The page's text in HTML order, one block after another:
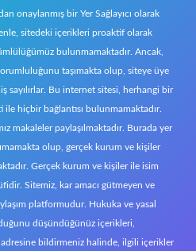
onaylanmış bir Yer Sağlayıcı olarak
sitedeki içerikleri proaktif olarak
bulunmamaktadır. Ancak,
taşımakta olup, siteye üye
sayılırlar. Bu internet sitesi, herhangi bir
ile hiçbir bağlantısı bulunmamaktadır.
makaleler paylaşılmaktadır. Burada yer
olup, gerçek kurum ve kişiler
Gerçek kurum ve kişiler ile isim
Sitemiz, kar amacı gütmeyen ve
platformudur. Hukuka ve yasal
düşündüğünüz içerikleri,
adresine bildirmeniz halinde, ilgili içerikler